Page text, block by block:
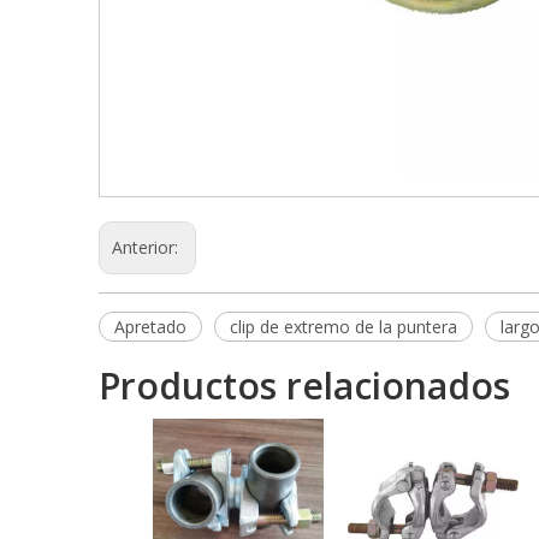
Anterior:
Apretado clip de extremo de la puntera largo
Productos relacionados